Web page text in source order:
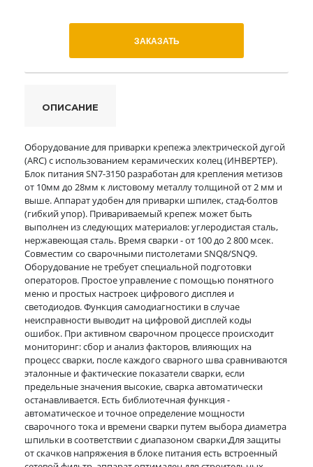
ЗАКАЗАТЬ
ОПИСАНИЕ
Оборудование для приварки крепежа электрической дугой
(ARC) с использованием керамических колец (ИНВЕРТЕР).
Блок питания SN7-3150 разработан для крепления метизов
от 10мм до 28мм к листовому металлу толщиной от 2 мм и
выше. Аппарат удобен для приварки шпилек, стад-болтов
(гибкий упор). Привариваемый крепеж может быть
выполнен из следующих материалов: углеродистая сталь,
нержавеющая сталь. Время сварки - от 100 до 2 800 мсек.
Совместим со сварочными пистолетами SNQ8/SNQ9.
Оборудование не требует специальной подготовки
операторов. Простое управление с помощью понятного
меню и простых настроек цифрового дисплея и
светодиодов. Функция самодиагностики в случае
неисправности выводит на цифровой дисплей коды
ошибок. При активном сварочном процессе происходит
мониторинг: сбор и анализ факторов, влияющих на
процесс сварки, после каждого сварного шва сравниваются
эталонные и фактические показатели сварки, если
предельные значения высокие, сварка автоматически
останавливается. Есть библиотечная функция -
автоматическое и точное определение мощности
сварочного тока и времени сварки путем выбора диаметра
шпильки в соответствии с диапазоном сварки.Для защиты
от скачков напряжения в блоке питания есть встроенный